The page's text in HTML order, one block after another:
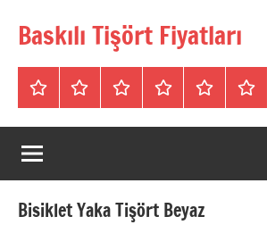
Baskılı Tişört Fiyatları
TişörtlerBisiklet
Yaka
V
Yaka
Bisiklet
Yaka
Polo
Yaka
Polo
Yaka
Bisiklet Yaka Tişört Beyaz